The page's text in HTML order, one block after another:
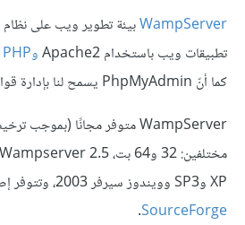
WampServerبيئة تطوير ويب على نظام
تطبيقات ويب باستخدام Apache2
وPHP
كما أنّ PhpMyAdmin يسمح لنا بإدارة قواعد البيانات بسهولة.
XP وSP3 وويندوز سيرفر 2003، وتتوفر إصدارات أقدم منه في
SourceForge
.